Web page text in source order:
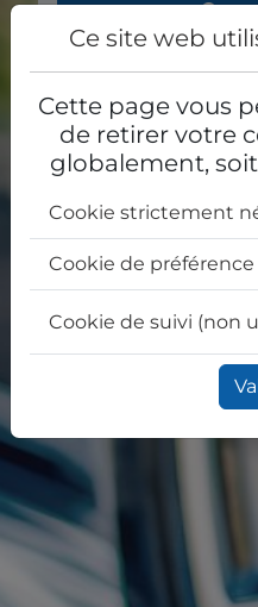
Ce site web
Cette page vous
de retirer votre
globalement,
Cookie strictement
Cookie de préférence
Cookie de suivi (non